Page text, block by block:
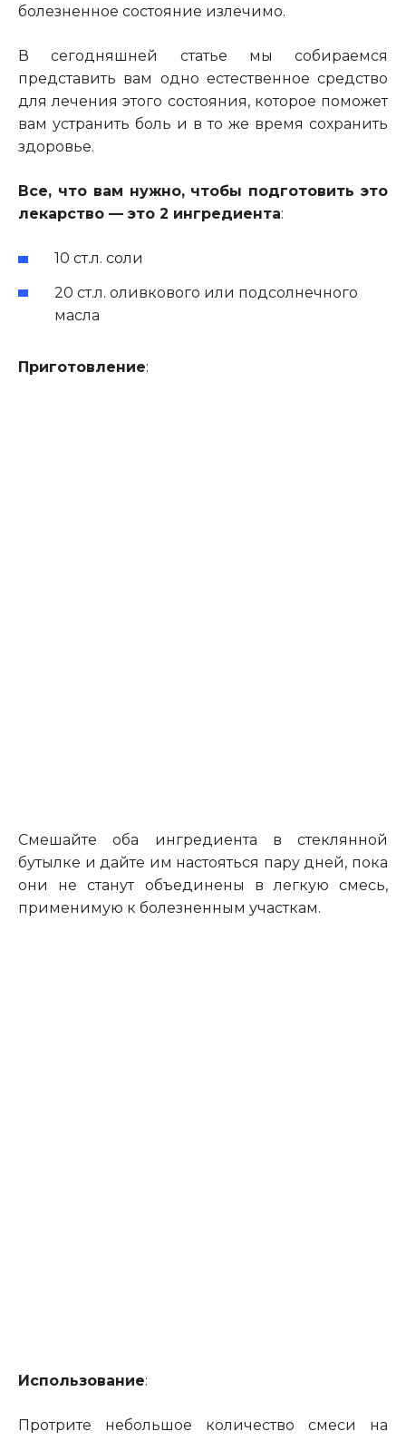
болезненное состояние излечимо.
В сегодняшней статье мы собираемся
представить вам одно естественное средство
для лечения этого состояния, которое поможет
вам устранить боль и в то же время сохранить
здоровье.
Все, что вам нужно, чтобы подготовить это
лекарство — это 2 ингредиента:
10 ст.л. соли
20 ст.л. оливкового или подсолнечного
масла
Приготовление:
Смешайте оба ингредиента в стеклянной
бутылке и дайте им настояться пару дней, пока
они не станут объединены в легкую смесь,
применимую к болезненным участкам.
Использование:
Протрите небольшое количество смеси на